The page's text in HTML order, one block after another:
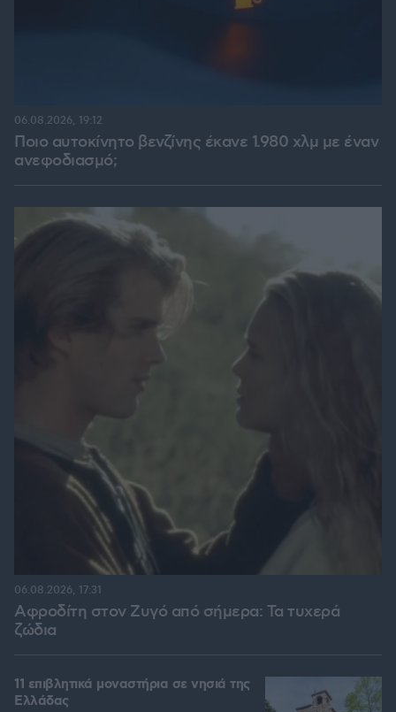
Ποιο αυτοκίνητο βενζίνης έκανε 1.980 χλμ με έναν
ανεφοδιασμό;
06.08.2026, 19:12
Αφροδίτη στον Ζυγό από σήμερα: Τα τυχερά
ζώδια
06.08.2026, 17:31
11 επιβλητικά μοναστήρια σε νησιά της
Ελλάδας